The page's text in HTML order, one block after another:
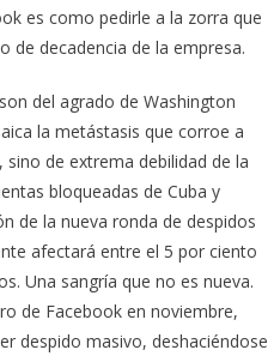
es como pedirle a la zorra que
de decadencia de la empresa.
del agrado de Washington
la metástasis que corroe a
de extrema debilidad de la
bloqueadas de Cuba y
de la nueva ronda de despidos
afectará entre el 5 por ciento
Una sangría que no es nueva.
de Facebook en noviembre,
despido masivo, deshaciéndose